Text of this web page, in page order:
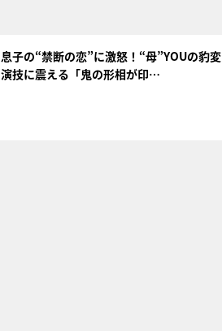
息子の“禁断の恋”に激怒！“母”YOUの豹変
演技に震える「鬼の形相が印…